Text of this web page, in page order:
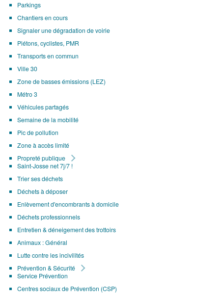
Parkings
Chantiers en cours
Signaler une dégradation de voirie
Piétons, cyclistes, PMR
Transports en commun
Ville 30
Zone de basses émissions (LEZ)
Métro 3
Véhicules partagés
Semaine de la mobilité
Pic de pollution
Zone à accès limité
Propreté publique
Saint-Josse net 7j/7 !
Trier ses déchets
Déchets à déposer
Enlèvement d'encombrants à domicile
Déchets professionnels
Entretien & déneigement des trottoirs
Animaux : Général
Lutte contre les incivilités
Prévention & Sécurité
Service Prévention
Centres sociaux de Prévention (CSP)